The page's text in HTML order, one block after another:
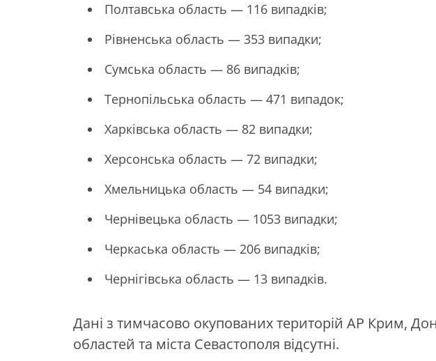
Полтавська область — 116 випадків;
Рівненська область — 353 випадки;
Сумська область — 86 випадків;
Тернопільська область — 471 випадок;
Харківська область — 82 випадки;
Херсонська область — 72 випадки;
Хмельницька область — 54 випадки;
Чернівецька область — 1053 випадки;
Черкаська область — 206 випадків;
Чернігівська область — 13 випадків.
Дані з тимчасово окупованих територій АР Крим,
областей та міста Севастополя відсутні.